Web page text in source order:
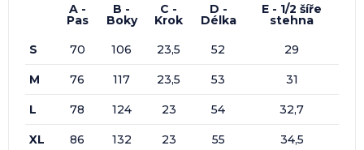
A -
Pas
B -
Boky
C -
Krok
D -
Délka
E - 1/2 šíře
stehna
S
70 106 23,5 52 29
M 76 117 23,5 53 31
L 78 124 23 54 32,7
XL 86 132 23 55 34,5